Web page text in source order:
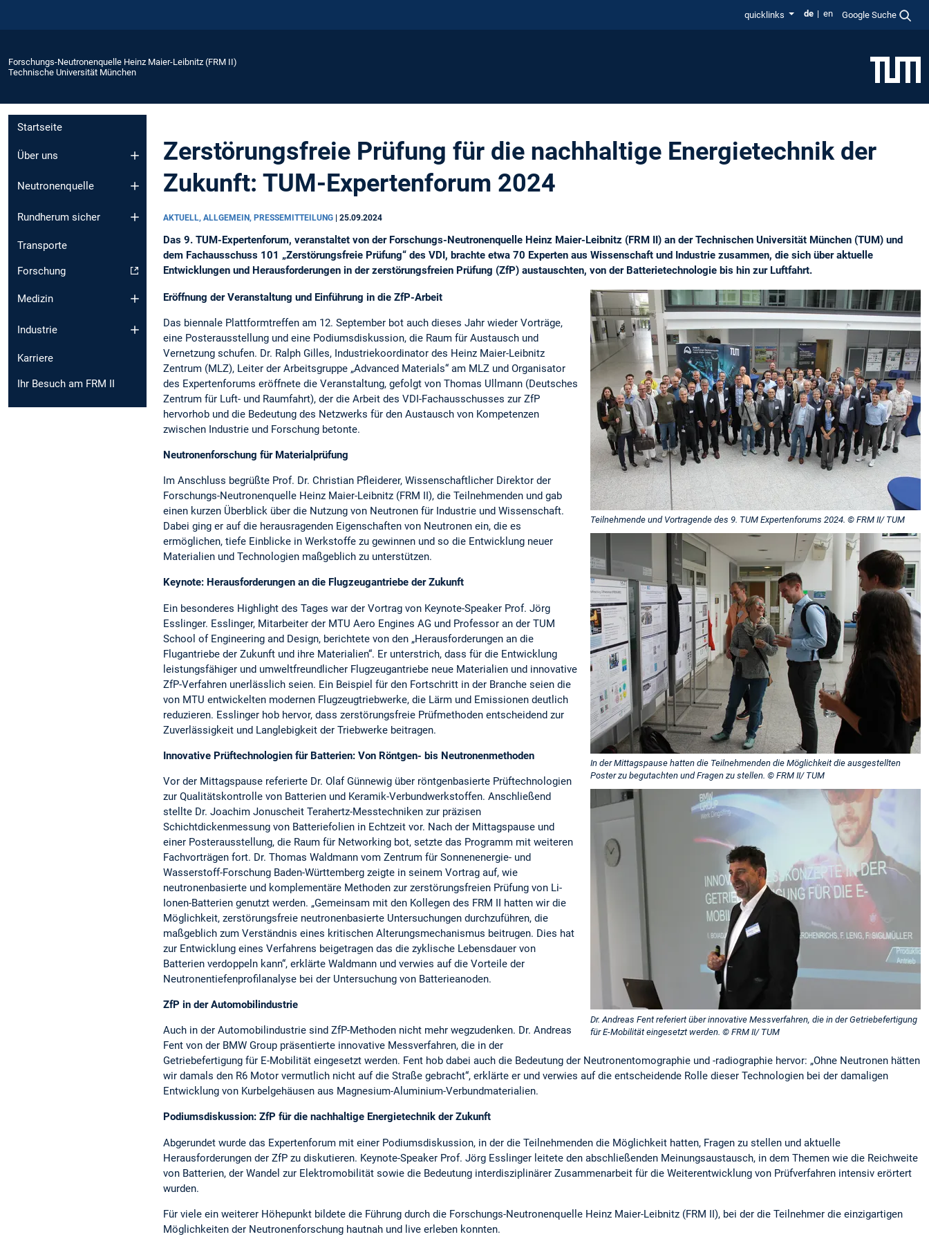
quicklinks de en Google Suche
Forschungs-Neutronenquelle Heinz Maier-Leibnitz (FRM II)
Technische Universität München
Startseite
Über uns
Neutronenquelle
Rundherum sicher
Transporte
Forschung
Medizin
Industrie
Karriere
Ihr Besuch am FRM II
Zerstörungsfreie Prüfung für die nachhaltige Energietechnik der
Zukunft: TUM-Expertenforum 2024
AKTUELL, ALLGEMEIN, PRESSEMITTEILUNG | 25.09.2024
Das 9. TUM-Expertenforum, veranstaltet von der Forschungs-Neutronenquelle Heinz Maier-Leibnitz (FRM II) an der Technischen Universität München (TUM) und
dem Fachausschuss 101 „Zerstörungsfreie Prüfung“ des VDI, brachte etwa 70 Experten aus Wissenschaft und Industrie zusammen, die sich über aktuelle
Entwicklungen und Herausforderungen in der zerstörungsfreien Prüfung (ZfP) austauschten, von der Batterietechnologie bis hin zur Luftfahrt.
Teilnehmende und Vortragende des 9. TUM Expertenforums 2024. © FRM II/ TUM
In der Mittagspause hatten die Teilnehmenden die Möglichkeit die ausgestellten
Poster zu begutachten und Fragen zu stellen. © FRM II/ TUM
Dr. Andreas Fent referiert über innovative Messverfahren, die in der Getriebefertigung
für E-Mobilität eingesetzt werden. © FRM II/ TUM
Eröffnung der Veranstaltung und Einführung in die ZfP-Arbeit
Das biennale Plattformtreffen am 12. September bot auch dieses Jahr wieder Vorträge,
eine Posterausstellung und eine Podiumsdiskussion, die Raum für Austausch und
Vernetzung schufen. Dr. Ralph Gilles, Industriekoordinator des Heinz Maier-Leibnitz
Zentrum (MLZ), Leiter der Arbeitsgruppe „Advanced Materials“ am MLZ und Organisator
des Expertenforums eröffnete die Veranstaltung, gefolgt von Thomas Ullmann (Deutsches
Zentrum für Luft- und Raumfahrt), der die Arbeit des VDI-Fachausschusses zur ZfP
hervorhob und die Bedeutung des Netzwerks für den Austausch von Kompetenzen
zwischen Industrie und Forschung betonte.
Neutronenforschung für Materialprüfung
Im Anschluss begrüßte Prof. Dr. Christian Pfleiderer, Wissenschaftlicher Direktor der
Forschungs-Neutronenquelle Heinz Maier-Leibnitz (FRM II), die Teilnehmenden und gab
einen kurzen Überblick über die Nutzung von Neutronen für Industrie und Wissenschaft.
Dabei ging er auf die herausragenden Eigenschaften von Neutronen ein, die es
ermöglichen, tiefe Einblicke in Werkstoffe zu gewinnen und so die Entwicklung neuer
Materialien und Technologien maßgeblich zu unterstützen.
Keynote: Herausforderungen an die Flugzeugantriebe der Zukunft
Ein besonderes Highlight des Tages war der Vortrag von Keynote-Speaker Prof. Jörg
Esslinger. Esslinger, Mitarbeiter der MTU Aero Engines AG und Professor an der TUM
School of Engineering and Design, berichtete von den „Herausforderungen an die
Flugantriebe der Zukunft und ihre Materialien“. Er unterstrich, dass für die Entwicklung
leistungsfähiger und umweltfreundlicher Flugzeugantriebe neue Materialien und innovative
ZfP-Verfahren unerlässlich seien. Ein Beispiel für den Fortschritt in der Branche seien die
von MTU entwickelten modernen Flugzeugtriebwerke, die Lärm und Emissionen deutlich
reduzieren. Esslinger hob hervor, dass zerstörungsfreie Prüfmethoden entscheidend zur
Zuverlässigkeit und Langlebigkeit der Triebwerke beitragen.
Innovative Prüftechnologien für Batterien: Von Röntgen- bis Neutronenmethoden
Vor der Mittagspause referierte Dr. Olaf Günnewig über röntgenbasierte Prüftechnologien
zur Qualitätskontrolle von Batterien und Keramik-Verbundwerkstoffen. Anschließend
stellte Dr. Joachim Jonuscheit Terahertz-Messtechniken zur präzisen
Schichtdickenmessung von Batteriefolien in Echtzeit vor. Nach der Mittagspause und
einer Posterausstellung, die Raum für Networking bot, setzte das Programm mit weiteren
Fachvorträgen fort. Dr. Thomas Waldmann vom Zentrum für Sonnenenergie- und
Wasserstoff-Forschung Baden-Württemberg zeigte in seinem Vortrag auf, wie
neutronenbasierte und komplementäre Methoden zur zerstörungsfreien Prüfung von Li-
Ionen-Batterien genutzt werden. „Gemeinsam mit den Kollegen des FRM II hatten wir die
Möglichkeit, zerstörungsfreie neutronenbasierte Untersuchungen durchzuführen, die
maßgeblich zum Verständnis eines kritischen Alterungsmechanismus beitrugen. Dies hat
zur Entwicklung eines Verfahrens beigetragen das die zyklische Lebensdauer von
Batterien verdoppeln kann“, erklärte Waldmann und verwies auf die Vorteile der
Neutronentiefenprofilanalyse bei der Untersuchung von Batterieanoden.
ZfP in der Automobilindustrie
Auch in der Automobilindustrie sind ZfP-Methoden nicht mehr wegzudenken. Dr. Andreas
Fent von der BMW Group präsentierte innovative Messverfahren, die in der
Getriebefertigung für E-Mobilität eingesetzt werden. Fent hob dabei auch die Bedeutung der Neutronentomographie und -radiographie hervor: „Ohne Neutronen hätten
wir damals den R6 Motor vermutlich nicht auf die Straße gebracht“, erklärte er und verwies auf die entscheidende Rolle dieser Technologien bei der damaligen
Entwicklung von Kurbelgehäusen aus Magnesium-Aluminium-Verbundmaterialien.
Podiumsdiskussion: ZfP für die nachhaltige Energietechnik der Zukunft
Abgerundet wurde das Expertenforum mit einer Podiumsdiskussion, in der die Teilnehmenden die Möglichkeit hatten, Fragen zu stellen und aktuelle
Herausforderungen der ZfP zu diskutieren. Keynote-Speaker Prof. Jörg Esslinger leitete den abschließenden Meinungsaustausch, in dem Themen wie die Reichweite
von Batterien, der Wandel zur Elektromobilität sowie die Bedeutung interdisziplinärer Zusammenarbeit für die Weiterentwicklung von Prüfverfahren intensiv erörtert
wurden.
Für viele ein weiterer Höhepunkt bildete die Führung durch die Forschungs-Neutronenquelle Heinz Maier-Leibnitz (FRM II), bei der die Teilnehmer die einzigartigen
Möglichkeiten der Neutronenforschung hautnah und live erleben konnten.